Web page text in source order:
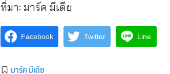
ที่มา: มาร์ค มีเดีย
Facebook Twitter Line
มาร์ค มีเดีย